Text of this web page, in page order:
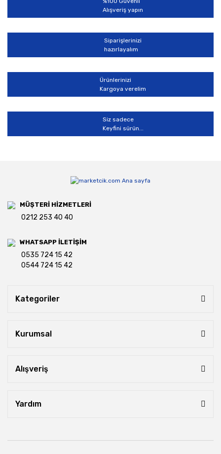
Alışveriş yapın
Siparişlerinizi
hazırlayalım
Ürünlerinizi
Kargoya verelim
Siz sadece
Keyfini sürün...
MÜŞTERİ HİZMETLERİ
0212 253 40 40
WHATSAPP İLETİŞİM
0535 724 15 42
0544 724 15 42
Kategoriler
Kurumsal
Alışveriş
Yardım